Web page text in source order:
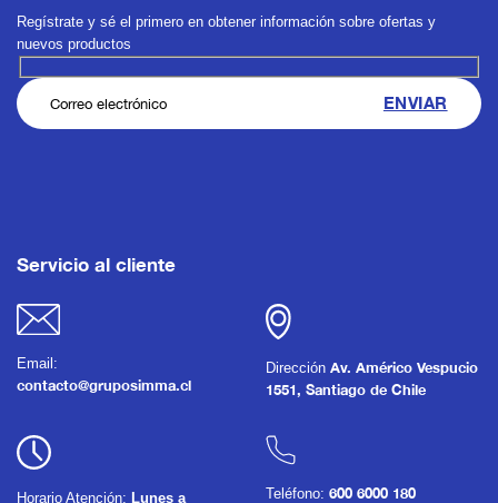
Regístrate y sé el primero en obtener información sobre ofertas y
nuevos productos
Servicio al cliente
Email:
contacto@gruposimma.cl
Dirección Av. Américo Vespucio
1551, Santiago de Chile
Horario Atención: Lunes a Teléfono: 600 6000 180